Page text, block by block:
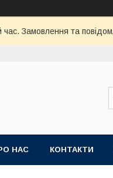
час. Замовлення та
НАС КОНТАКТИ